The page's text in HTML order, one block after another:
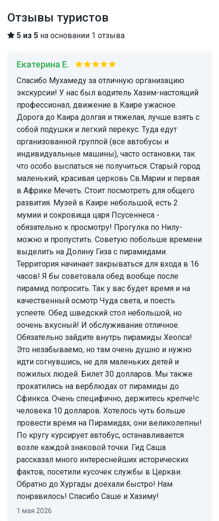
Отзывы туристов
5 из 5 на основании 1 отзыва
Екатерина Е.
Спасибо Мухамеду за отличную организацию
экскурсии! У нас был водитель Хазим-настоящий
профессионал, движение в Каире ужасное.
Дорога до Каира долгая и тяжелая, лучше взять с
собой подушки и легкий перекус. Туда едут
организованной группой (все автобусы и
индивидуальные машины), часто остановки, так
что особо выспаться не получиться. Старый город
маленький, красивая церковь Св.Марии и первая
в Африке Мечеть. Стоит посмотреть для общего
развития. Музей в Каире небольшой, есть 2
мумии и сокровища царя Псусеннеса -
обязательно к просмотру! Прогулка по Нилу-
можно и пропустить. Советую побольше времени
выделить на Долину Гиза с пирамидами.
Территория начинает закрываться для входа в 16
часов! Я бы советовала обед вообще после
пирамид попросить. Так у вас будет время и на
качественный осмотр Чуда света, и поесть
успеете. Обед шведский стол небольшой, но
оочень вкусный! И обслуживание отличное.
Обязательно зайдите внутрь пирамиды Хеопса!
Это незабываемо, но там очень душно и нужно
идти согнувшись, не для маленьких детей и
пожилых людей. Билет 30 долларов. Мы также
прокатились на верблюдах от пирамиды до
Сфинкса. Очень специфично, держитесь крепче!с
человека 10 долларов. Хотелось чуть больше
провести время на Пирамидах, они великолепны!
По кругу курсирует автобус, останавливается
возле каждой знаковой точки. Гид Саша
рассказал много интереснейших исторических
фактов, посетили кусочек службы в Церкви.
Обратно до Хургады доехали быстро! Нам
понравилось! Спасибо Саше и Хазиму!
1 мая 2026